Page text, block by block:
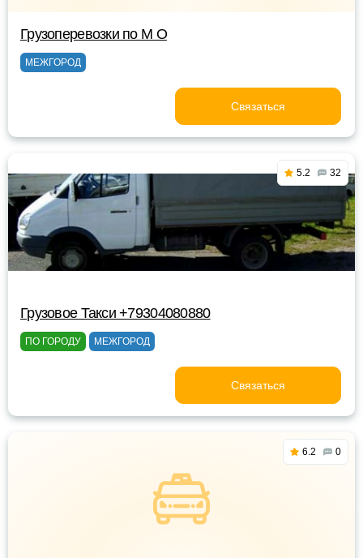
Грузоперевозки по М О
МЕЖГОРОД
Связаться
5.2 32
Грузовое Такси +79304080880
ПО ГОРОДУ МЕЖГОРОД
Связаться
6.2 0